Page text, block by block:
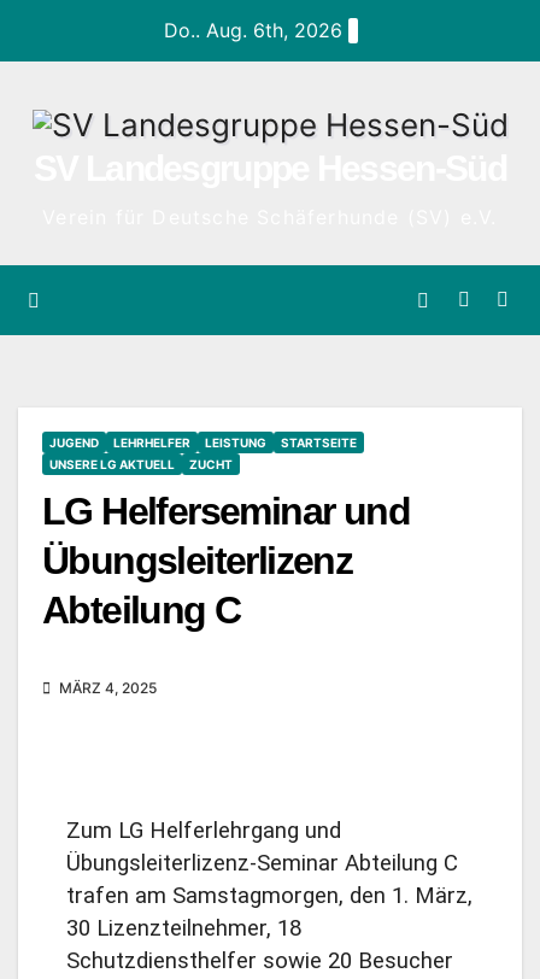
Do.. Aug. 6th, 2026
JUGEND LEHRHELFER LEISTUNG
STARTSEITE
UNSERE LG AKTUELL
ZUCHT
LG Helferseminar und
Übungsleiterlizenz
Abteilung C
MÄRZ 4, 2025
Zum LG Helferlehrgang und
Übungsleiterlizenz-Seminar Abteilung C
trafen am Samstagmorgen, den 1. März,
30 Lizenzteilnehmer, 18
Schutzdiensthelfer sowie 20 Besucher